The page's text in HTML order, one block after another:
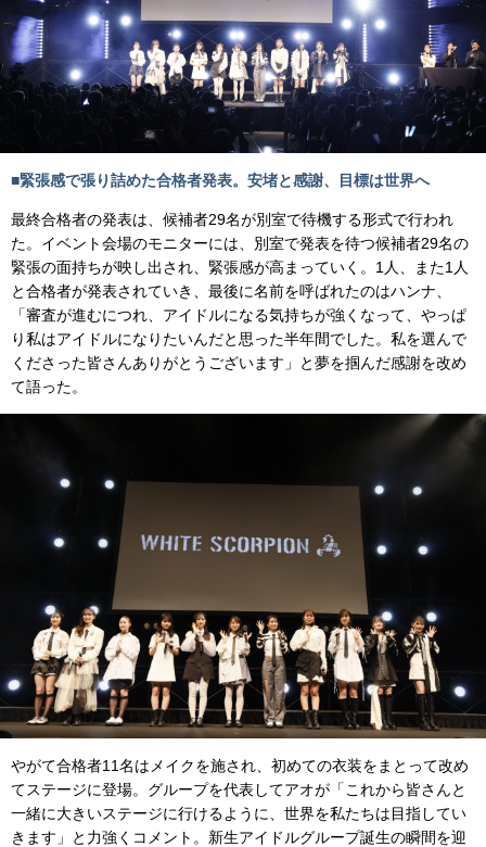
■緊張感で張り詰めた合格者発表。安堵と感謝、目標は世界へ
最終合格者の発表は、候補者29名が別室で待機する形式で行われ
た。イベント会場のモニターには、別室で発表を待つ候補者29名の
緊張の面持ちが映し出され、緊張感が高まっていく。1人、また1人
と合格者が発表されていき、最後に名前を呼ばれたのはハンナ、
「審査が進むにつれ、アイドルになる気持ちが強くなって、やっぱ
り私はアイドルになりたいんだと思った半年間でした。私を選んで
くださった皆さんありがとうございます」と夢を掴んだ感謝を改め
て語った。
やがて合格者11名はメイクを施され、初めての衣装をまとって改め
てステージに登場。グループを代表してアオが「これから皆さんと
一緒に大きいステージに行けるように、世界を私たちは目指してい
きます」と力強くコメント。新生アイドルグループ誕生の瞬間を迎